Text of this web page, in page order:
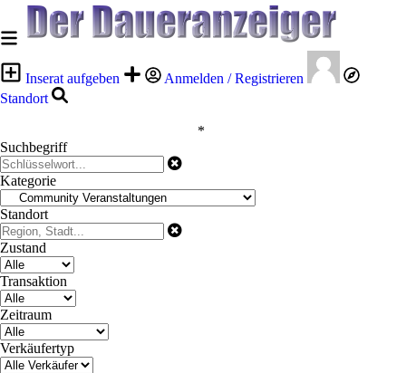
Inserat aufgeben
Anmelden / Registrieren
Standort
*
Suchbegriff
Kategorie
Standort
Zustand
Transaktion
Zeitraum
Verkäufertyp